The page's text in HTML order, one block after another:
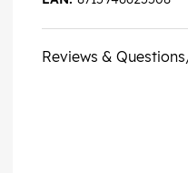
Reviews &